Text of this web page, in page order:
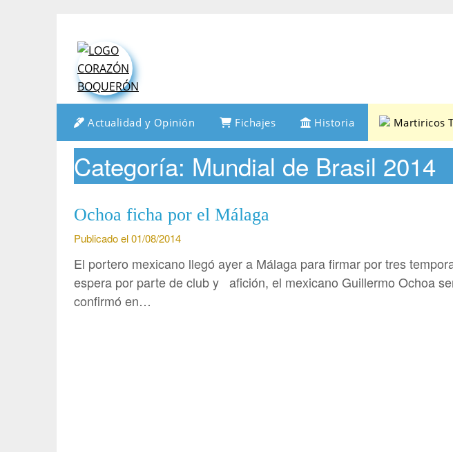
Actualidad y Opinión Fichajes Historia Martiricos
Categoría: Mundial de Brasil 2014
Ochoa ficha por el Málaga
Publicado el 01/08/2014
El portero mexicano llegó ayer a Málaga para firmar por tres
espera por parte de club y afición, el mexicano Guillermo Ochoa
confirmó en…